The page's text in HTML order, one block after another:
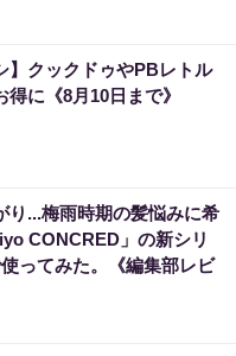
】クックドゥやPBレトル
得に《8月10日まで》
り...梅雨時期の髪悩みに希
CONCRED」の新シリ
ってみた。《編集部レビ